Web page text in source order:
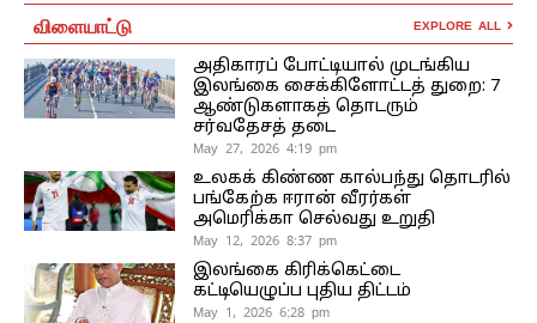
விளையாட்டு EXPLORE ALL
அதிகாரப் போட்டியால் முடங்கிய
இலங்கை சைக்கிளோட்டத் துறை: 7
ஆண்டுகளாகத் தொடரும்
சர்வதேசத் தடை
May 27, 2026 4:19 pm
உலகக் கிண்ண கால்பந்து தொடரில்
பங்கேற்க ஈரான் வீரர்கள்
அமெரிக்கா செல்வது உறுதி
May 12, 2026 8:37 pm
இலங்கை கிரிக்கெட்டை
கட்டியெழுப்ப புதிய திட்டம்
May 1, 2026 6:28 pm